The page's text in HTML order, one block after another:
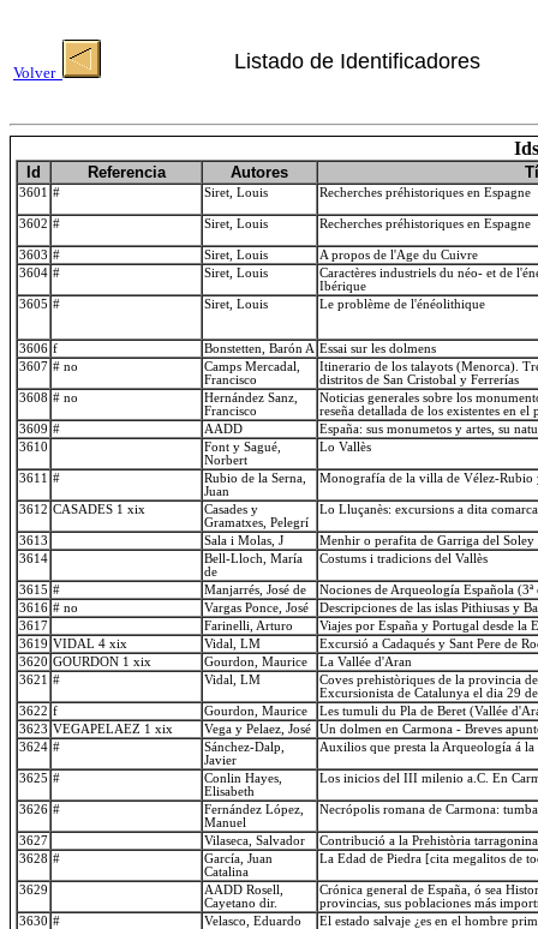
Volver Listado de Identificadores
Id Referencia Autores
3601 # Siret, Louis Recherches préhistoriques en Espagne
3602 # Siret, Louis Recherches préhistoriques en Espagne
3603 # Siret, Louis
A propos de l'Age du Cuivre
3604 # Siret, Louis
Caractères industriels du néo- et de
Ibérique
3605 # Siret, Louis Le problème de l'énéolithique
3606 f Bonstetten, Barón A Essai sur les dolmens
3607 # no
Camps Mercadal,
Francisco
Itinerario de los talayots (Menorca).
distritos de San Cristobal y Ferrerías
3608 # no
Hernández Sanz,
Francisco
Noticias generales sobre los
reseña detallada de los existentes en
3609 # AADD
España: sus monumetos y artes, su
3610
Font y Sagué,
Norbert
Lo Vallès
3611 #
Rubio de la Serna,
Juan
Monografía de la villa de Vélez-Rubio
3612 CASADES 1 xix
Casades y
Gramatxes, Pelegrí
Lo Lluçanès: excursions a dita comarca
3613 Sala i Molas, J
Menhir o perafita de Garriga del Soley
3614
Bell-Lloch, María
de
Costums i tradicions del Vallès
3615 # Manjarrés, José de
Nociones de Arqueología Española (3ª
3616 # no Vargas Ponce, José
Descripciones de las islas Pithiusas y
3617
Farinelli, Arturo
Viajes por España y Portugal desde la
3619 VIDAL 4 xix Vidal, LM
Excursió a Cadaqués y Sant Pere de
3620 GOURDON 1 xix Gourdon, Maurice
La Vallée d'Aran
3621
# Vidal, LM
Coves prehistòriques de la provincia
Excursionista de Catalunya el dia 29
3622 f Gourdon, Maurice
Les tumuli du Pla de Beret (Vallée
3623 VEGAPELAEZ 1 xix Vega y Pelaez, José
Un dolmen en Carmona - Breves
3624 #
Sánchez-Dalp,
Javier
Auxilios que presta la Arqueología á la
3625 #
Conlin Hayes,
Elisabeth
Los inicios del III milenio a.C. En
3626 #
Fernández López,
Manuel
Necrópolis romana de Carmona:
3627 Vilaseca, Salvador
Contribució a la Prehistòria
3628 #
García, Juan
Catalina
La Edad de Piedra [cita megalitos de
3629
AADD Rosell,
Cayetano dir.
Crónica general de España, ó sea
provincias, sus poblaciones más
3630 # Velasco, Eduardo
El estado salvaje ¿es en el hombre